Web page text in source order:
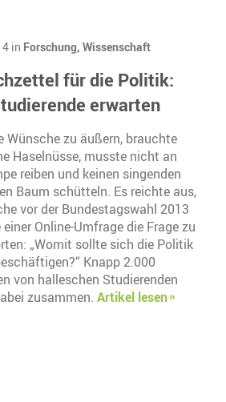
in Forschung, Wissenschaft
für die Politik:
erwarten
Wünsche zu äußern, brauchte
Haselnüsse, musste nicht an
reiben und keinen singenden
Baum schütteln. Es reichte aus,
vor der Bundestagswahl 2013
einer Online-Umfrage die Frage zu
„Womit sollte sich die Politik
Knapp 2.000
von halleschen Studierenden
zusammen. Artikel lesen